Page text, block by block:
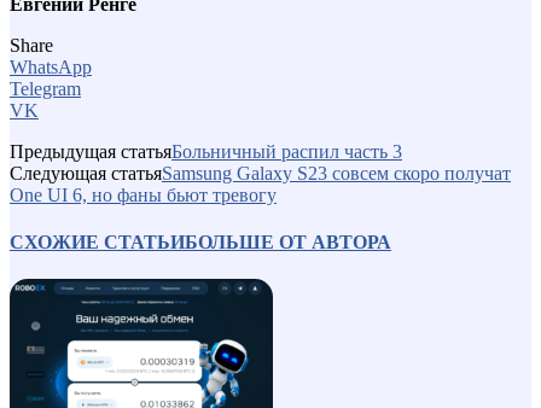
Share
WhatsApp
Telegram
VK
Предыдущая статьяБольничный распил часть 3
Следующая статьяSamsung Galaxy S23 совсем скоро получат
One UI 6, но фаны бьют тревогу
СХОЖИЕ СТАТЬИБОЛЬШЕ ОТ АВТОРА